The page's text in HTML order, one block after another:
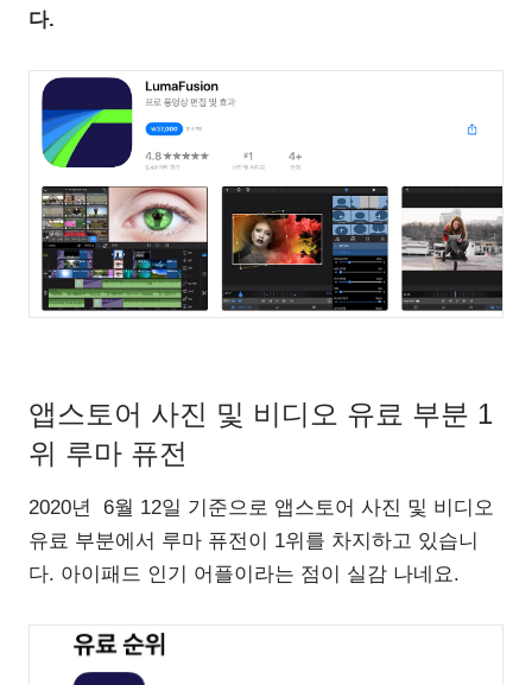
다.
앱스토어 사진 및 비디오 유료 부분 1
위 루마 퓨전
2020년 6월 12일 기준으로 앱스토어 사진 및 비디오
유료 부분에서 루마 퓨전이 1위를 차지하고 있습니
다. 아이패드 인기 어플이라는 점이 실감 나네요.